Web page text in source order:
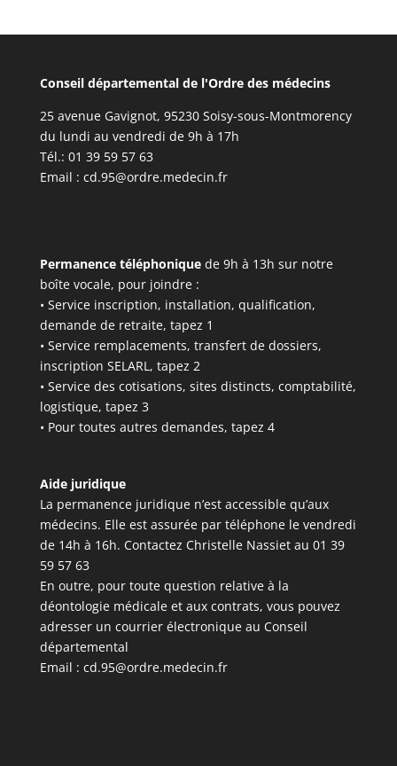
Conseil départemental de l'Ordre des médecins
25 avenue Gavignot, 95230 Soisy-sous-Montmorency
du lundi au vendredi de 9h à 17h
Tél.: 01 39 59 57 63
Email : cd.95@ordre.medecin.fr
Permanence téléphoniquede 9h à 13h sur notre
boîte vocale, pour joindre :
• Service inscription, installation, qualification,
demande de retraite, tapez 1
• Service remplacements, transfert de dossiers,
inscription SELARL, tapez 2
• Service des cotisations, sites distincts, comptabilité,
logistique, tapez 3
• Pour toutes autres demandes, tapez 4
Aide juridique
La permanence juridique n’est accessible qu’aux
médecins. Elle est assurée par téléphone le vendredi
de 14h à 16h. Contactez Christelle Nassiet au 01 39
59 57 63
En outre, pour toute question relative à la
déontologie médicale et aux contrats, vous pouvez
adresser un courrier électronique au Conseil
départemental
Email : cd.95@ordre.medecin.fr